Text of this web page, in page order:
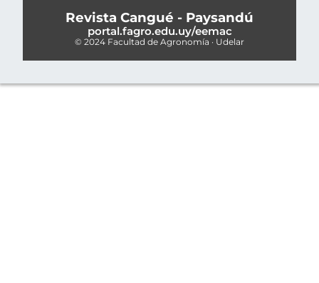
Revista Cangué - Paysandú
portal.fagro.edu.uy/eemac
© 2024 Facultad de Agronomía · Udelar